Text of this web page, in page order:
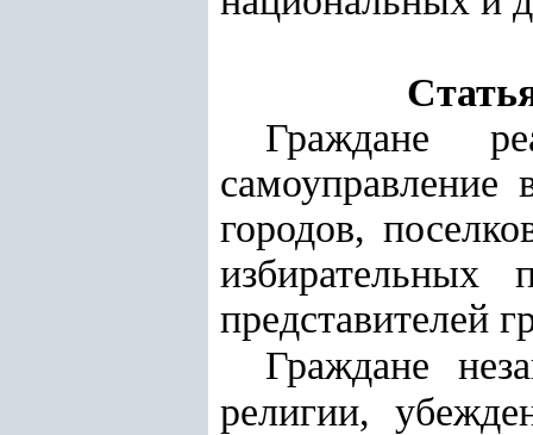
Граждане
городов,
избирательных
представителей
Граждане
религии,